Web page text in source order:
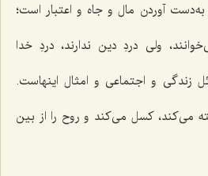
آوردن مال و جاه و اعتبار است؛
ولی دردِ دین ندارند، دردِ خدا
زندگی و اجتماعی و امثال اینهاست.
می‌کند، کسل می‌کند و روح را از بین